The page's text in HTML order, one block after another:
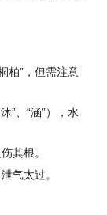
柏”，但需注意
”、“涵”），水
其根。
气太过。